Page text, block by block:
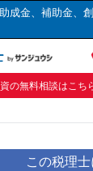
成金、補助金、
の無料相談はこち
この税理